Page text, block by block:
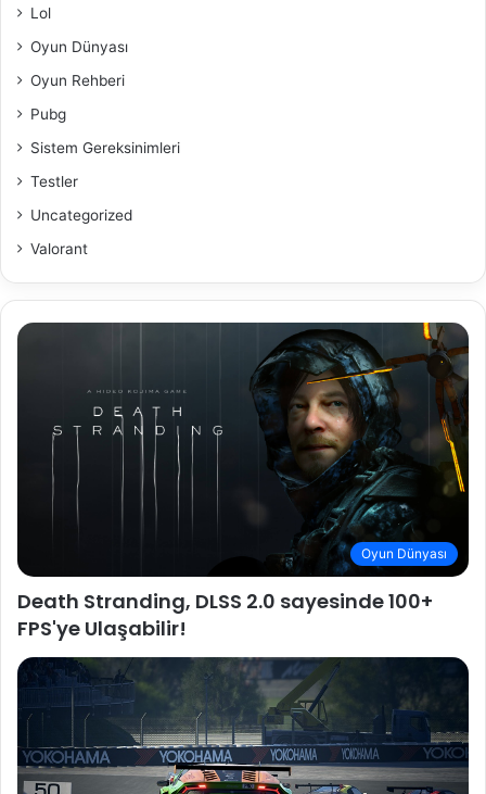
Lol
Oyun Dünyası
Oyun Rehberi
Pubg
Sistem Gereksinimleri
Testler
Uncategorized
Valorant
Oyun Dünyası
Death Stranding, DLSS 2.0 sayesinde 100+
FPS'ye Ulaşabilir!